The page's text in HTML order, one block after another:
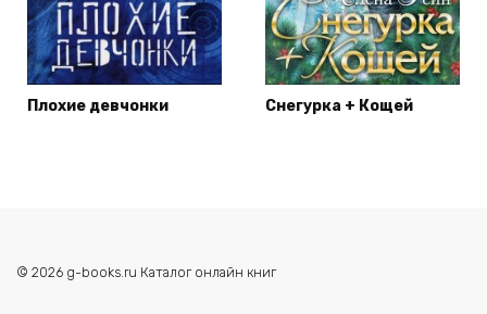
Плохие девчонки Снегурка + Кощей
© 2026 g-books.ru Каталог онлайн книг